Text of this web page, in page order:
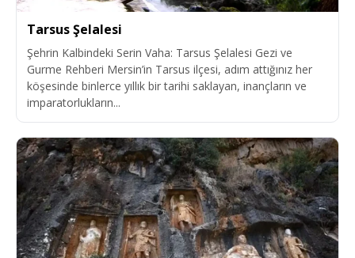
Tarsus Şelalesi
Şehrin Kalbindeki Serin Vaha: Tarsus Şelalesi Gezi ve
Gurme Rehberi Mersin’in Tarsus ilçesi, adım attığınız her
köşesinde binlerce yıllık bir tarihi saklayan, inançların ve
imparatorlukların...